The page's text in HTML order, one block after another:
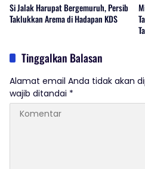
Si Jalak Harupat Bergemuruh, Persib
Taklukkan Arema di Hadapan KDS
Tinggalkan Balasan
Alamat email Anda tidak akan
wajib ditandai *